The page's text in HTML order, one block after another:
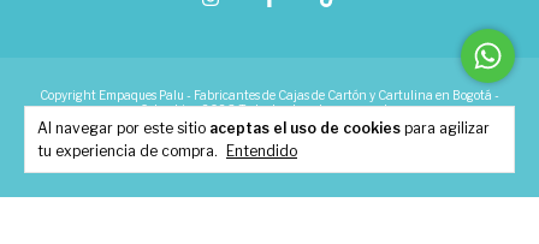
Al navegar por este sitio aceptas el uso de cookies para agilizar
tu experiencia de compra.
Entendido
Copyright Empaques Palu - Fabricantes de Cajas de Cartón y Cartulina en Bogotá -
Colombia - 2026. Todos los derechos reservados.